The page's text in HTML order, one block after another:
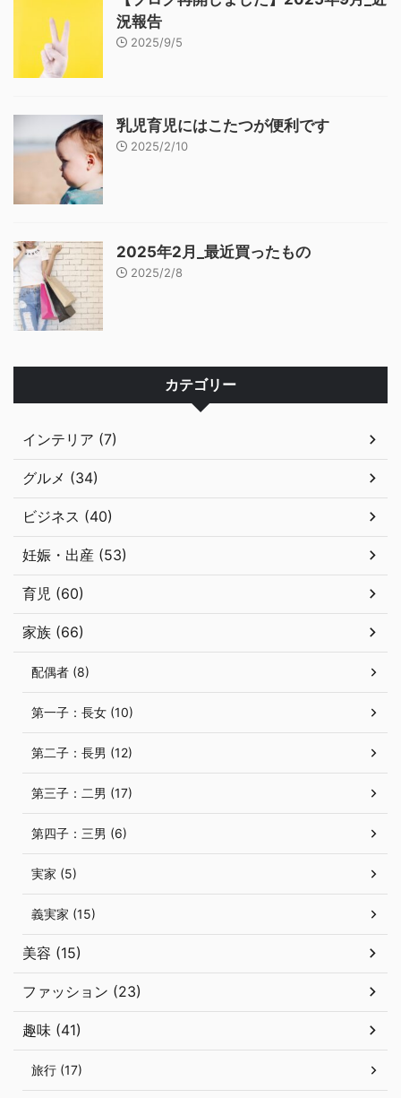
況報告
2025/9/5
乳児育児にはこたつが便利です
2025/2/10
2025年2月_最近買ったもの
2025/2/8
カテゴリー
インテリア (7)
グルメ (34)
ビジネス (40)
妊娠・出産 (53)
育児 (60)
家族 (66)
配偶者 (8)
第一子：長女 (10)
第二子：長男 (12)
第三子：二男 (17)
第四子：三男 (6)
実家 (5)
義実家 (15)
美容 (15)
ファッション (23)
趣味 (41)
旅行 (17)